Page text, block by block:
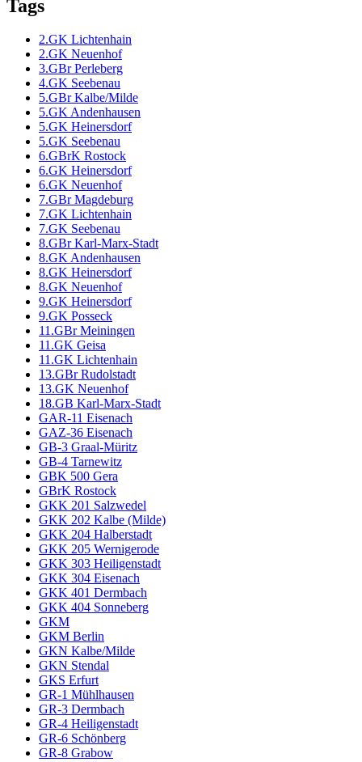
Tags
2.GK Lichtenhain
2.GK Neuenhof
3.GBr Perleberg
4.GK Seebenau
5.GBr Kalbe/Milde
5.GK Andenhausen
5.GK Heinersdorf
5.GK Seebenau
6.GBrK Rostock
6.GK Heinersdorf
6.GK Neuenhof
7.GBr Magdeburg
7.GK Lichtenhain
7.GK Seebenau
8.GBr Karl-Marx-Stadt
8.GK Andenhausen
8.GK Heinersdorf
8.GK Neuenhof
9.GK Heinersdorf
9.GK Posseck
11.GBr Meiningen
11.GK Geisa
11.GK Lichtenhain
13.GBr Rudolstadt
13.GK Neuenhof
18.GB Karl-Marx-Stadt
GAR-11 Eisenach
GAZ-36 Eisenach
GB-3 Graal-Müritz
GB-4 Tarnewitz
GBK 500 Gera
GBrK Rostock
GKK 201 Salzwedel
GKK 202 Kalbe (Milde)
GKK 204 Halberstadt
GKK 205 Wernigerode
GKK 303 Heiligenstadt
GKK 304 Eisenach
GKK 401 Dermbach
GKK 404 Sonneberg
GKM
GKM Berlin
GKN Kalbe/Milde
GKN Stendal
GKS Erfurt
GR-1 Mühlhausen
GR-3 Dermbach
GR-4 Heiligenstadt
GR-6 Schönberg
GR-8 Grabow